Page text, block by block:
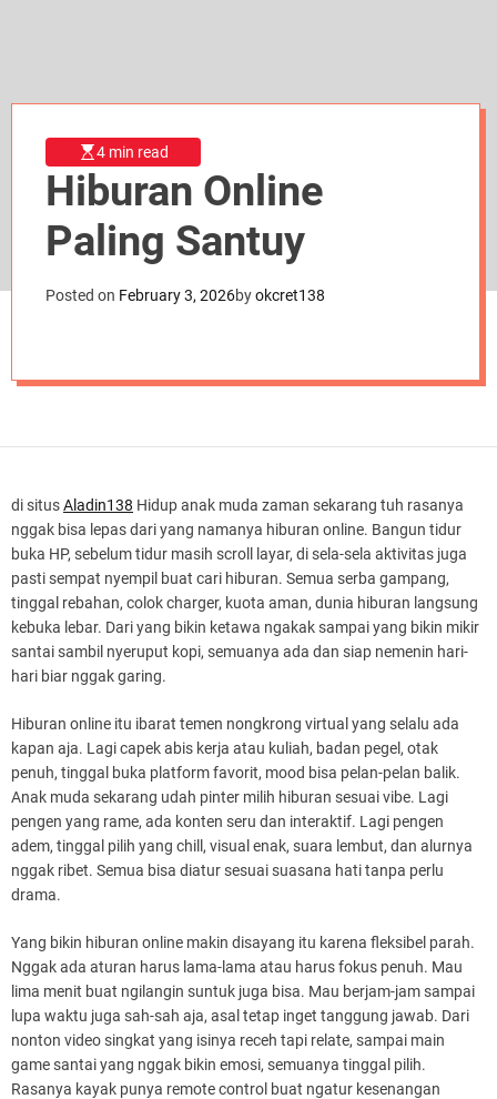
4 min read
Hiburan Online
Paling Santuy
Posted on February 3, 2026byokcret138
di situsAladin138 Hidup anak muda zaman sekarang tuh rasanya
nggak bisa lepas dari yang namanya hiburan online. Bangun tidur
buka HP, sebelum tidur masih scroll layar, di sela-sela aktivitas juga
pasti sempat nyempil buat cari hiburan. Semua serba gampang,
tinggal rebahan, colok charger, kuota aman, dunia hiburan langsung
kebuka lebar. Dari yang bikin ketawa ngakak sampai yang bikin mikir
santai sambil nyeruput kopi, semuanya ada dan siap nemenin hari-
hari biar nggak garing.
Hiburan online itu ibarat temen nongkrong virtual yang selalu ada
kapan aja. Lagi capek abis kerja atau kuliah, badan pegel, otak
penuh, tinggal buka platform favorit, mood bisa pelan-pelan balik.
Anak muda sekarang udah pinter milih hiburan sesuai vibe. Lagi
pengen yang rame, ada konten seru dan interaktif. Lagi pengen
adem, tinggal pilih yang chill, visual enak, suara lembut, dan alurnya
nggak ribet. Semua bisa diatur sesuai suasana hati tanpa perlu
drama.
Yang bikin hiburan online makin disayang itu karena fleksibel parah.
Nggak ada aturan harus lama-lama atau harus fokus penuh. Mau
lima menit buat ngilangin suntuk juga bisa. Mau berjam-jam sampai
lupa waktu juga sah-sah aja, asal tetap inget tanggung jawab. Dari
nonton video singkat yang isinya receh tapi relate, sampai main
game santai yang nggak bikin emosi, semuanya tinggal pilih.
Rasanya kayak punya remote control buat ngatur kesenangan